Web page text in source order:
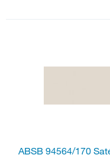
ABSB 94564/170